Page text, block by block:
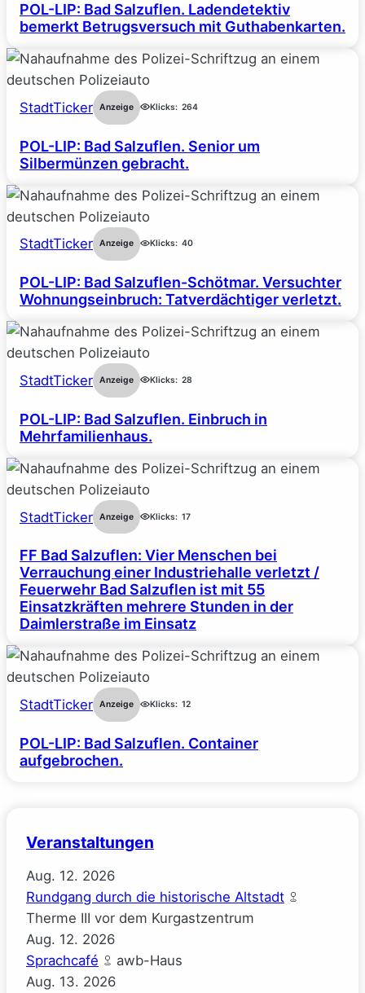
POL-LIP: Bad Salzuflen. Ladendetektiv
bemerkt Betrugsversuch mit Guthabenkarten.
StadtTicker Anzeige Klicks: 264
POL-LIP: Bad Salzuflen. Senior um
Silbermünzen gebracht.
StadtTicker Anzeige Klicks: 40
POL-LIP: Bad Salzuflen-Schötmar. Versuchter
Wohnungseinbruch: Tatverdächtiger verletzt.
StadtTicker Anzeige Klicks: 28
POL-LIP: Bad Salzuflen. Einbruch in
Mehrfamilienhaus.
StadtTicker Anzeige Klicks: 17
FF Bad Salzuflen: Vier Menschen bei
Verrauchung einer Industriehalle verletzt /
Feuerwehr Bad Salzuflen ist mit 55
Einsatzkräften mehrere Stunden in der
Daimlerstraße im Einsatz
StadtTicker Anzeige Klicks: 12
POL-LIP: Bad Salzuflen. Container
aufgebrochen.
Veranstaltungen
Aug. 12. 2026
Rundgang durch die historische Altstadt
Therme III vor dem Kurgastzentrum
Aug. 12. 2026
Sprachcafé
awb-Haus
Aug. 13. 2026